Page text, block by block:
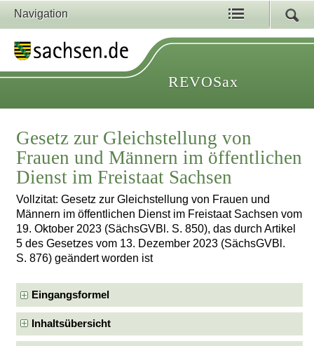
Navigation
REVOSax
Gesetz zur Gleichstellung von
Frauen und Männern im öffentlichen
Dienst im Freistaat Sachsen
Vollzitat: Gesetz zur Gleichstellung von Frauen und
Männern im öffentlichen Dienst im Freistaat Sachsen vom
19. Oktober 2023 (SächsGVBl. S. 850), das durch Artikel
5 des Gesetzes vom 13. Dezember 2023 (SächsGVBl.
S. 876) geändert worden ist
Eingangsformel
Inhaltsübersicht